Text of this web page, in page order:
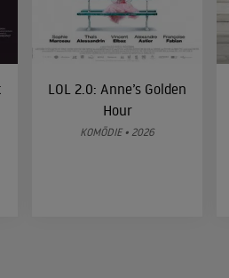
LOL 2.0: Anne’s Golden
Hour
KOMÖDIE • 2026